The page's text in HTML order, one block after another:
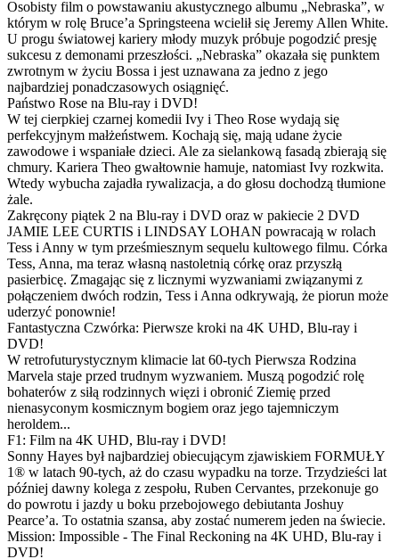
Osobisty film o powstawaniu akustycznego albumu „Nebraska”, w
którym w rolę Bruce’a Springsteena wcielił się Jeremy Allen White.
U progu światowej kariery młody muzyk próbuje pogodzić presję
sukcesu z demonami przeszłości. „Nebraska” okazała się punktem
zwrotnym w życiu Bossa i jest uznawana za jedno z jego
najbardziej ponadczasowych osiągnięć.
Państwo Rose na Blu-ray i DVD!
W tej cierpkiej czarnej komedii Ivy i Theo Rose wydają się
perfekcyjnym małżeństwem. Kochają się, mają udane życie
zawodowe i wspaniałe dzieci. Ale za sielankową fasadą zbierają się
chmury. Kariera Theo gwałtownie hamuje, natomiast Ivy rozkwita.
Wtedy wybucha zajadła rywalizacja, a do głosu dochodzą tłumione
żale.
Zakręcony piątek 2 na Blu-ray i DVD oraz w pakiecie 2 DVD
JAMIE LEE CURTIS i LINDSAY LOHAN powracają w rolach
Tess i Anny w tym prześmiesznym sequelu kultowego filmu. Córka
Tess, Anna, ma teraz własną nastoletnią córkę oraz przyszłą
pasierbicę. Zmagając się z licznymi wyzwaniami związanymi z
połączeniem dwóch rodzin, Tess i Anna odkrywają, że piorun może
uderzyć ponownie!
Fantastyczna Czwórka: Pierwsze kroki na 4K UHD, Blu-ray i
DVD!
W retrofuturystycznym klimacie lat 60-tych Pierwsza Rodzina
Marvela staje przed trudnym wyzwaniem. Muszą pogodzić rolę
bohaterów z siłą rodzinnych więzi i obronić Ziemię przed
nienasyconym kosmicznym bogiem oraz jego tajemniczym
heroldem...
F1: Film na 4K UHD, Blu-ray i DVD!
Sonny Hayes był najbardziej obiecującym zjawiskiem FORMUŁY
1® w latach 90-tych, aż do czasu wypadku na torze. Trzydzieści lat
później dawny kolega z zespołu, Ruben Cervantes, przekonuje go
do powrotu i jazdy u boku przebojowego debiutanta Joshuy
Pearce’a. To ostatnia szansa, aby zostać numerem jeden na świecie.
Mission: Impossible - The Final Reckoning na 4K UHD, Blu-ray i
DVD!